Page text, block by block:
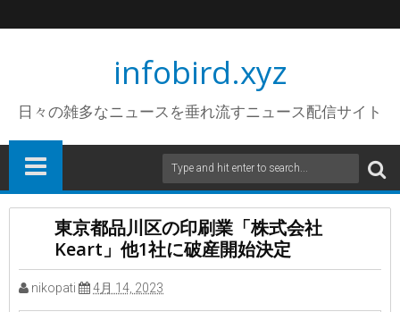
infobird.xyz
日々の雑多なニュースを垂れ流すニュース配信サイト
東京都品川区の印刷業「株式会社
Keart」他1社に破産開始決定
nikopati 4月 14, 2023